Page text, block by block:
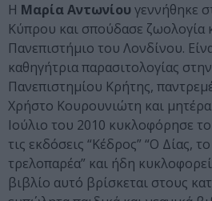
Η Μαρία Αντωνίου γεννήθηκε
Κύπρου και σπούδασε ζωολογία
Πανεπιστήμιο του Λονδίνου.
καθηγήτρια παρασιτολογίας
Πανεπιστημίου Κρήτης,
Χρήστο Κουρουνιώτη και
Ιούλιο του 2010 κυκλοφόρησε
τις εκδόσεις “Κέδρος” “Ο Δίας,
τρελοπαρέα” και ήδη
βιβλίο αυτό βρίσκεται στους